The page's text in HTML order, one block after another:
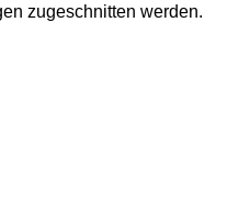
zugeschnitten werden.